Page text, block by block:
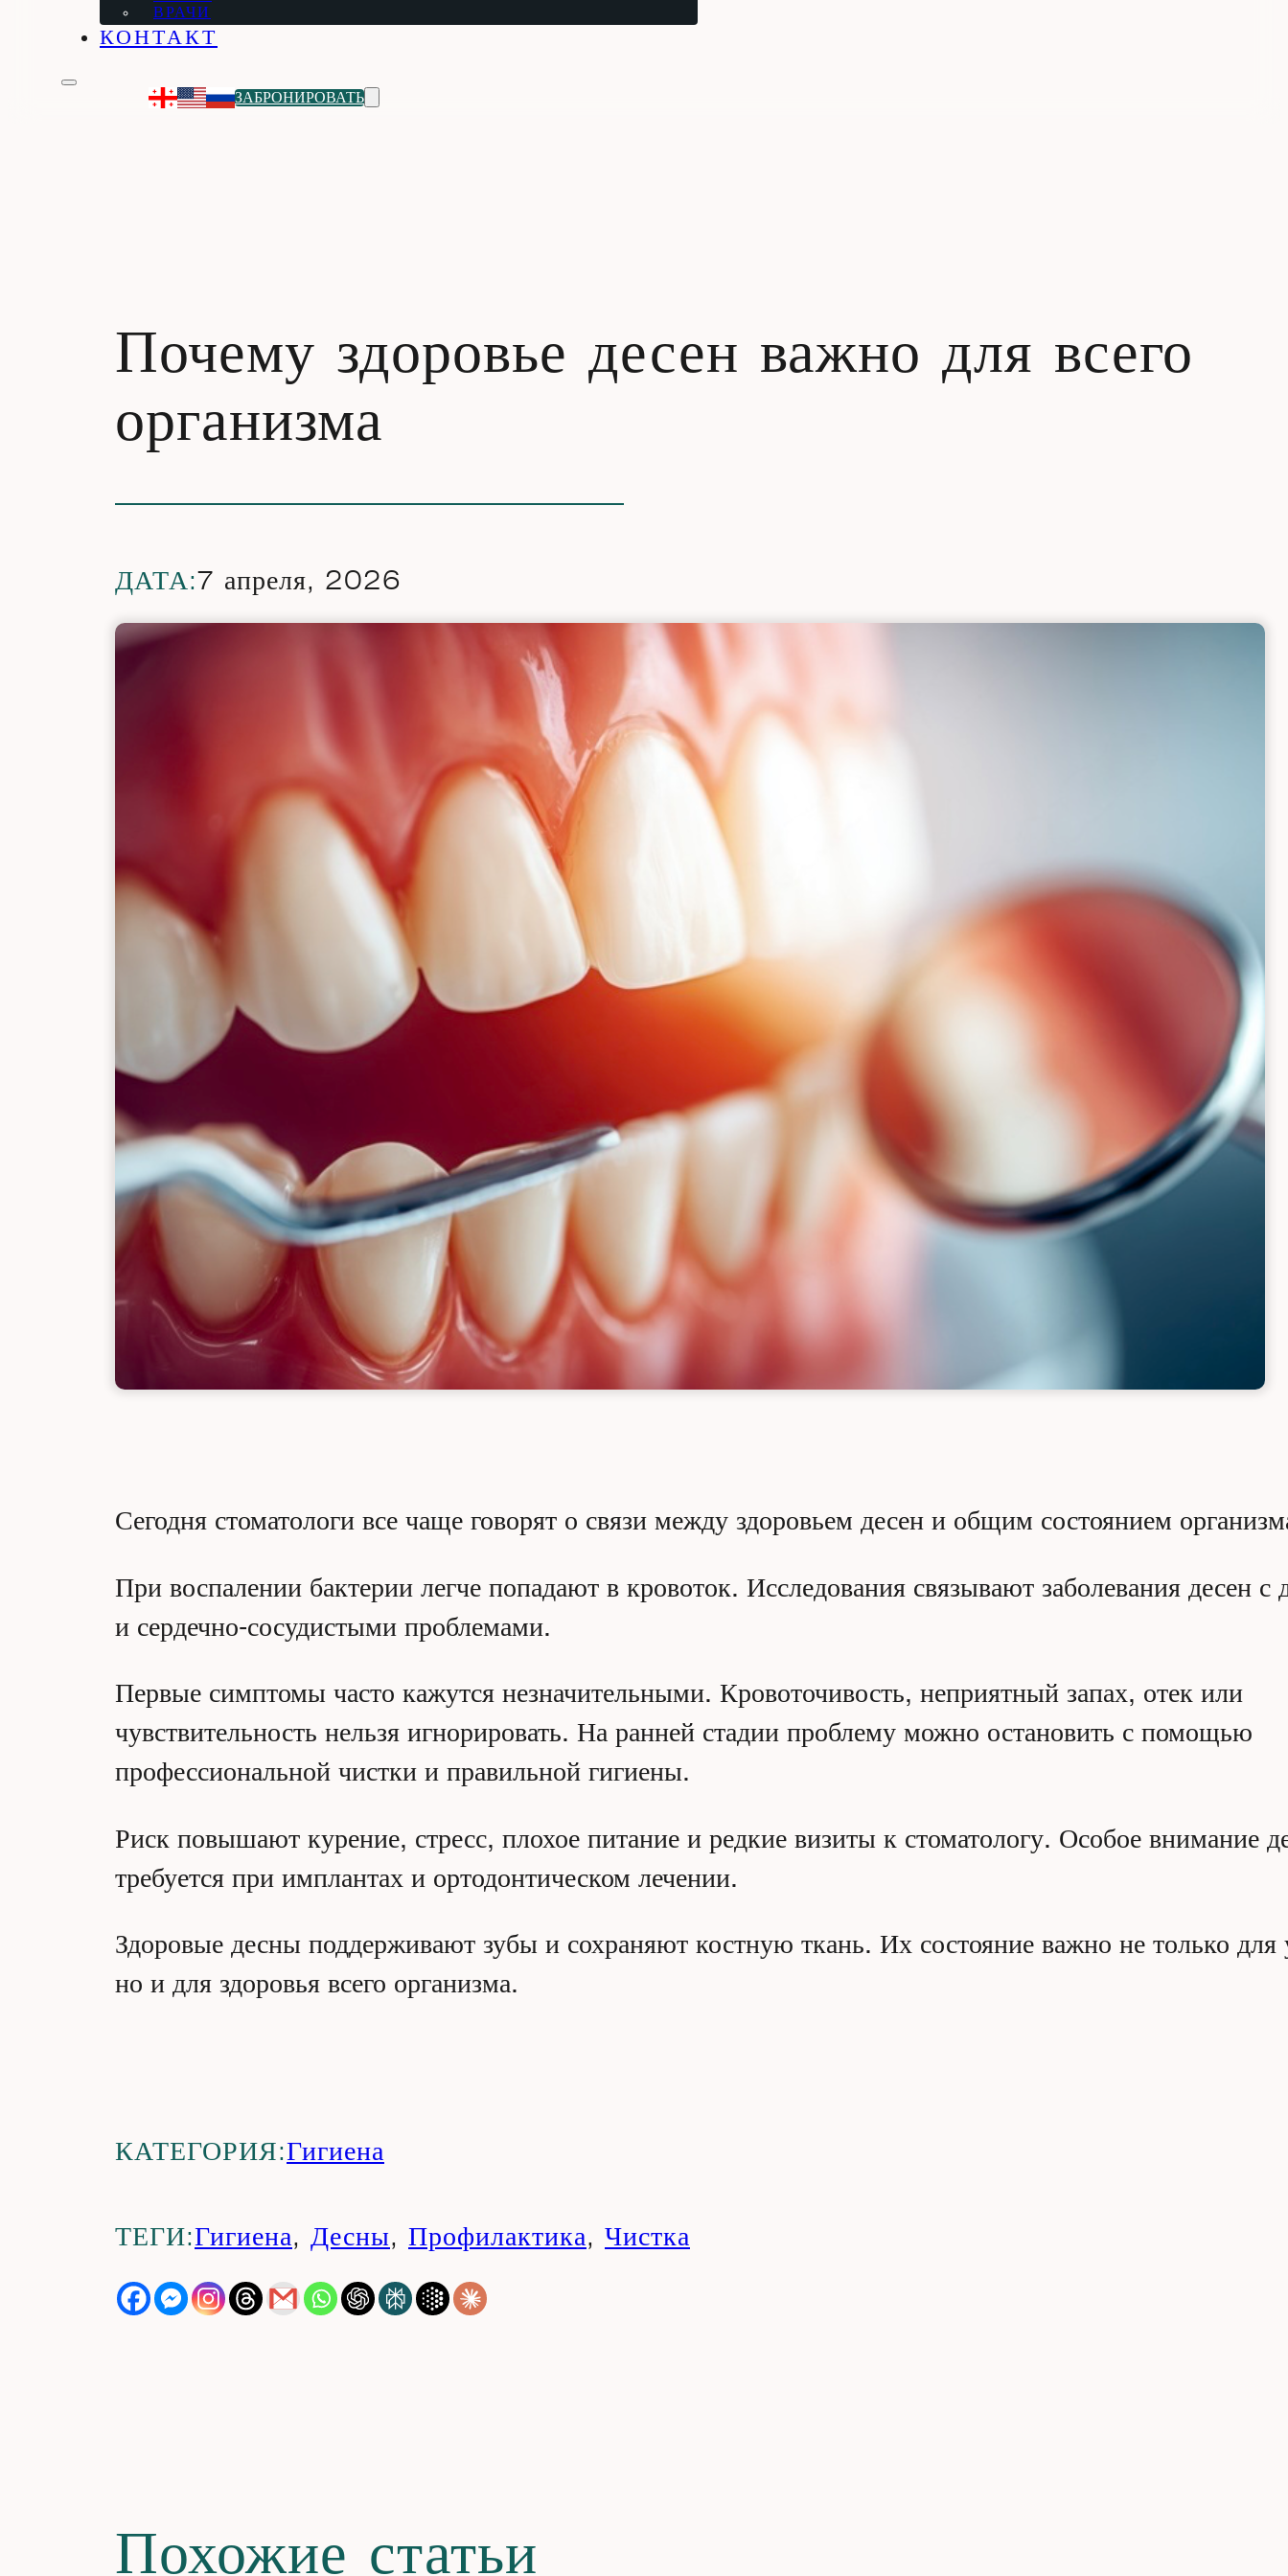
ВРАЧИ
КОНТАКТ
ЗАБРОНИРОВАТЬ
Почему здоровье десен важно для всего
организма
ДАТА:7 апреля, 2026
Сегодня стоматологи все чаще говорят о связи между здоровьем десен и общим состоянием
При воспалении бактерии легче попадают в кровоток. Исследования связывают заболевания десен с
и сердечно-сосудистыми проблемами.
Первые симптомы часто кажутся незначительными. Кровоточивость, неприятный запах, отек или
чувствительность нельзя игнорировать. На ранней стадии проблему можно остановить с помощью
профессиональной чистки и правильной гигиены.
Риск повышают курение, стресс, плохое питание и редкие визиты к стоматологу. Особое внимание
требуется при имплантах и ортодонтическом лечении.
Здоровые десны поддерживают зубы и сохраняют костную ткань. Их состояние важно не только
но и для здоровья всего организма.
КАТЕГОРИЯ:Гигиена
ТЕГИ:Гигиена, Десны, Профилактика, Чистка
Похожие статьи